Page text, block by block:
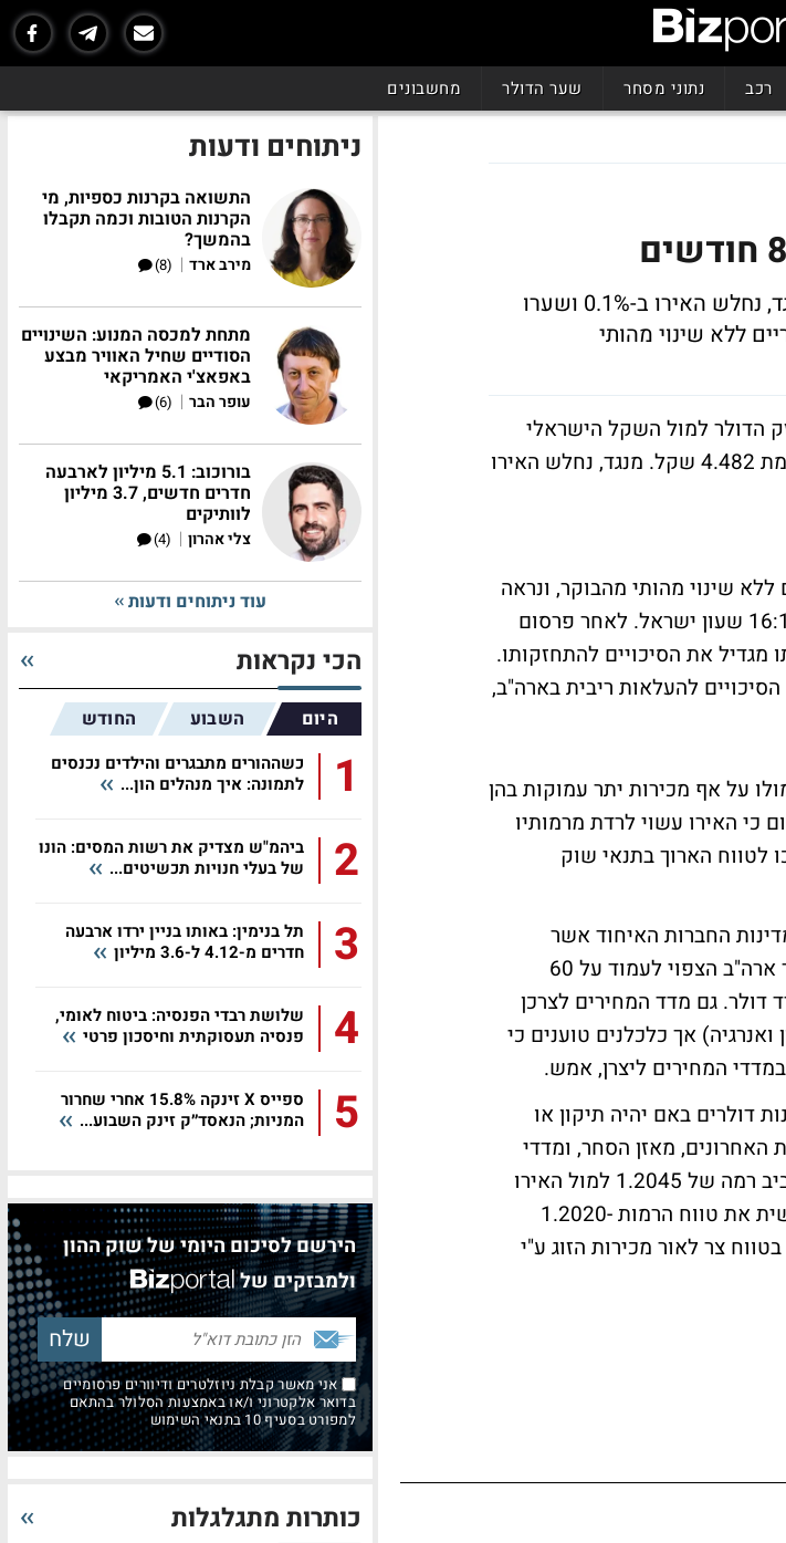
רכב נתוני מסחר שער הדולר מחשבונים
שהוסיף 0.47% לערכו ושערו היציג נקבע על רמת 4.482 שקל. מנגד, נחלש האירו ב-0.1% ושערו
הדולר למול השקל הישראלי
לשיא של 8 חודשים, כשהוסיף 0.47% לערכו ושערו היציג נקבע על רמת 4.482 שקל. מנגד, נחלש האירו
שינוי מהותי מהבוקר, ונראה
כי משקיעים ממתינים לפרסום רצף נתונים חשוב היום בין 15:30 ל-16:15 שעון ישראל. לאחר פרסום
מגדיל את הסיכויים להתחזקותו.
שגדלים הסיכויים להעלאות ריבית בארה"ב,
על אף מכירות יתר עמוקות בהן
כי האירו עשוי לרדת מרמותיו
מסחר בין 1.18 ל-1.3 מגלם את ערכו לטווח הארוך בתנאי שוק
החברות האיחוד אשר
מעיבות אף הן על האירופאי. הנתון המעניין היום הוא תזרים ההון לתוך ארה"ב הצפוי לעמוד על 60
לממן את גרעון הסחר הגבוה העומד על 57 מיליארד דולר. גם מדד המחירים לצרכן
במדד הליבה (ללא מזון ואנרגיה) אך כלכלנים טוענים כי
המחירים ליצרן, אמש.
דולרים באם יהיה תיקון או
האחרונים, מאזן הסחר, ומדדי
המחירים ליצרן והמכירות הקמעונאיות אמש. בשעה זו נסחר הדולר סביב רמה של 1.2045 למול האירו
לאחר שנעצר ברמת ההתנגדות סביב 1.2075 ועשוי לבחון היום בשלישית את טווח הרמות 1.2020-
רמה של 109.35 על רקע מסחר בטווח צר לאור מכירות הזוג ע"י
ניתוחים ודעות
התשואה בקרנות כספיות, מי
הקרנות הטובות וכמה תקבלו
בהמשך?
מירב ארד |
(8)
מתחת למכסה המנוע: השינויים
הסודיים שחיל האוויר מבצע
באפאצ'י האמריקאי
עופר הבר |
(6)
בורוכוב: 5.1 מיליון לארבעה
חדרים חדשים, 3.7 מיליון
לוותיקים
צלי אהרון |
(4)
עוד ניתוחים ודעות
הכי נקראות
היום השבוע החודש
1
כשההורים מתבגרים והילדים נכנסים
לתמונה: איך מנהלים הון...
2
ביהמ"ש מצדיק את רשות המסים: הונו
של בעלי חנויות תכשיטים...
3
תל בנימין: באותו בניין ירדו ארבעה
חדרים מ-4.12 ל-3.6 מיליון
4
שלושת רבדי הפנסיה: ביטוח לאומי,
פנסיה תעסוקתית וחיסכון פרטי
5
ספייס X זינקה 15.8% אחרי שחרור
המניות; הנאסד״ק זינק השבוע...
הירשם לסיכום היומי של שוק ההון
ולמבזקים של
אני מאשר קבלת ניוזלטרים ודיוורים פרסומיים
בדואר אלקטרוני ו/או באמצעות הסלולר בהתאם
למפורט בסעיף 10 בתנאי השימוש
כותרות מתגלגלות